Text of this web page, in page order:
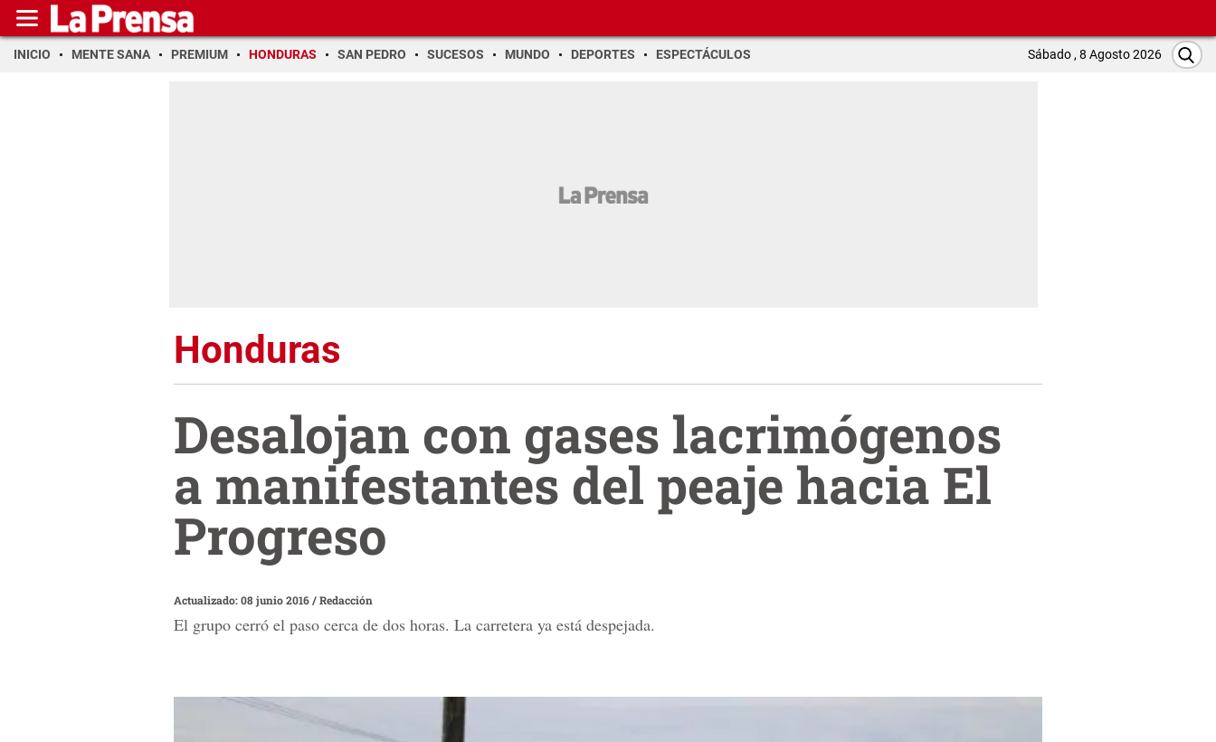
INICIO MENTE SANA PREMIUM HONDURAS SAN PEDRO SUCESOS MUNDO DEPORTES ESPECTÁCULOS Sábado , 8 Agosto 2026
Honduras
Desalojan con gases lacrimógenos
a manifestantes del peaje hacia El
Progreso
Actualizado: 08 junio 2016/Redacción
El grupo cerró el paso cerca de dos horas. La carretera ya está despejada.